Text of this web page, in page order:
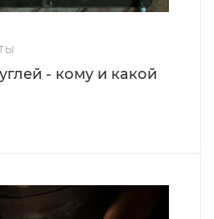
- кому и какой